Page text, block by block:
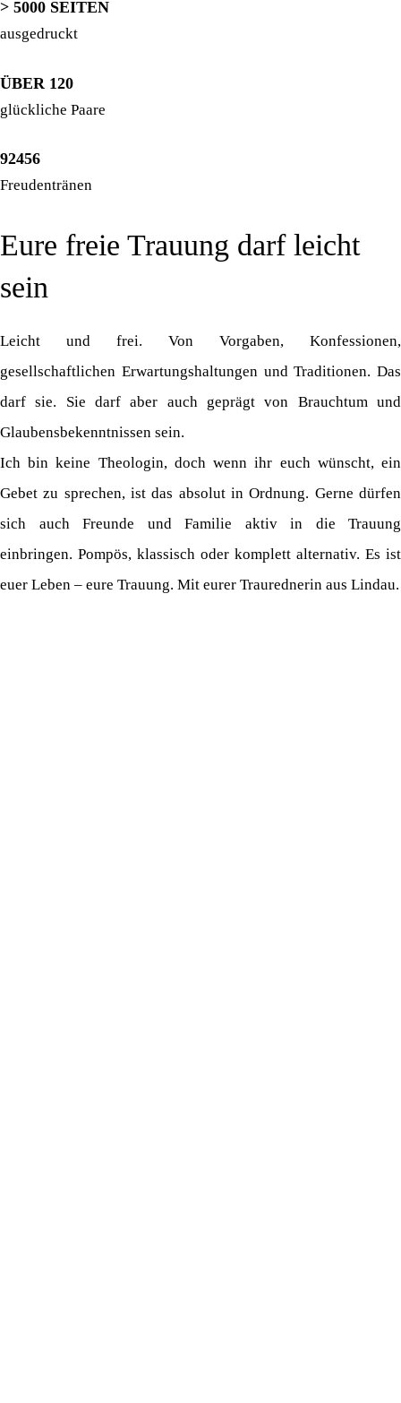
> 5000 SEITEN
ausgedruckt
ÜBER 120
glückliche Paare
92456
Freudentränen
Eure freie Trauung darf leicht
sein
Leicht und frei. Von Vorgaben, Konfessionen,
gesellschaftlichen Erwartungshaltungen und Traditionen. Das
darf sie. Sie darf aber auch geprägt von Brauchtum und
Glaubensbekenntnissen sein.
Ich bin keine Theologin, doch wenn ihr euch wünscht, ein
Gebet zu sprechen, ist das absolut in Ordnung. Gerne dürfen
sich auch Freunde und Familie aktiv in die Trauung
einbringen. Pompös, klassisch oder komplett alternativ. Es ist
euer Leben – eure Trauung. Mit eurer Traurednerin aus Lindau.